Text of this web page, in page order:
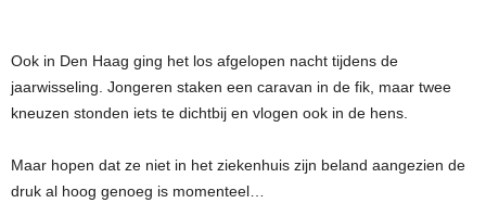
Ook in Den Haag ging het los afgelopen nacht tijdens de
jaarwisseling. Jongeren staken een caravan in de fik, maar twee
kneuzen stonden iets te dichtbij en vlogen ook in de hens.
Maar hopen dat ze niet in het ziekenhuis zijn beland aangezien de
druk al hoog genoeg is momenteel…